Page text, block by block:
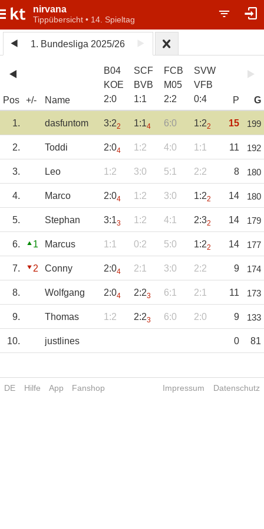
nirvana
Tippübersicht • 14. Spieltag
1. Bundesliga 2025/26
Pos +/- Name
B04
KOE
2:0
SCF
BVB
1:1
FCB
M05
2:2
SVW
VFB
0:4 P G
1. dasfuntom 3:22 1:14 6:0 1:22 15 199
2. Toddi 2:04 1:2 4:0 1:1 11 192
3. Leo 1:2 3:0 5:1 2:2 8 180
4. Marco 2:04 1:2 3:0 1:22 14 180
5. Stephan 3:13 1:2 4:1 2:32 14 179
6. 1 Marcus 1:1 0:2 5:0 1:22 14 177
7. 2 Conny 2:04 2:1 3:0 2:2 9 174
8. Wolfgang 2:04 2:23 6:1 2:1 11 173
9. Thomas 1:2 2:23 6:0 2:0 9 133
10. justlines 0 81
DE Hilfe App Fanshop Impressum Datenschutz